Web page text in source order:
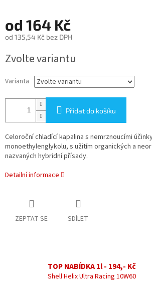
od 164 Kč
od 135,54 Kč bez DPH
cena:
Zvolte variantu
Varianta
Přidat do košíku
Celoroční chladící kapalina s nemrznoucími
monoethylenglykolu, s užitím organických a
nazvaných hybridní přísady.
Detailní informace
ZEPTAT SE SDÍLET
TOP NABÍDKA 1l - 194,- Kč
Shell Helix Ultra Racing 10W60